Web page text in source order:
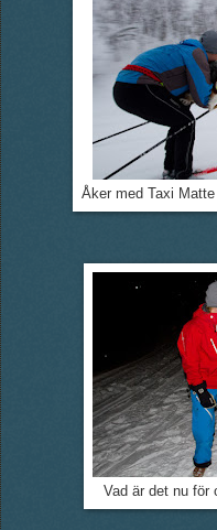
Åker med Taxi
Vad är det nu för